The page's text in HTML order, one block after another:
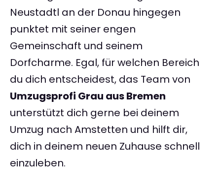
Neustadtl an der Donau hingegen
punktet mit seiner engen
Gemeinschaft und seinem
Dorfcharme. Egal, für welchen Bereich
du dich entscheidest, das Team von
Umzugsprofi Grau aus Bremen
unterstützt dich gerne bei deinem
Umzug nach Amstetten und hilft dir,
dich in deinem neuen Zuhause schnell
einzuleben.